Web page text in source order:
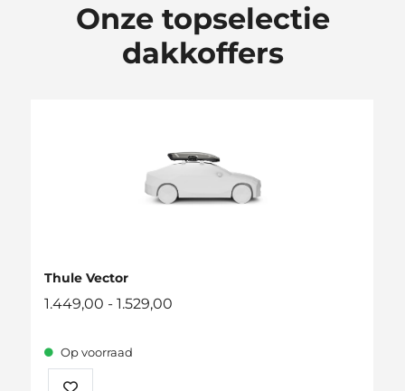
Onze topselectie
dakkoffers
Thule Vector
1.449,00 - 1.529,00
Op voorraad